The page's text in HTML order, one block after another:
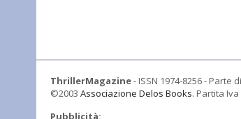
ThrillerMagazine- ISSN 1974-8256 -
©2003 Associazione Delos Books. Partita Iva
Pubblicità: